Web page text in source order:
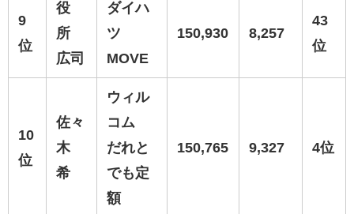
9
位
役
所
広司
ダイハ
ツ
MOVE
150,930 8,257
43
位
10
位
佐々
木
希
ウィル
コム
だれと
でも定
額
150,765 9,327 4位